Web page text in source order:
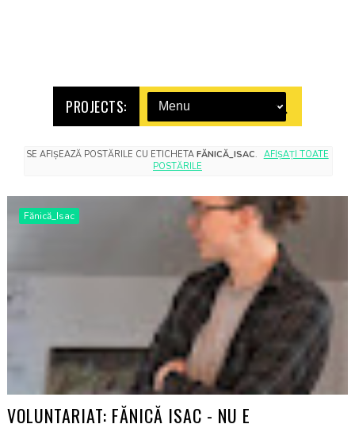
PROJECTS:
SE AFIȘEAZĂ POSTĂRILE CU ETICHETAFĂNICĂ_ISAC. AFIȘAȚI TOATE
POSTĂRILE
Fănică_Isac
VOLUNTARIAT: FĂNICĂ ISAC - NU E